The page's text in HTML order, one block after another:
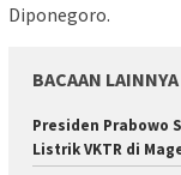
Diponegoro.
BACAAN LAINNYA
Presiden Prabowo
Listrik VKTR di